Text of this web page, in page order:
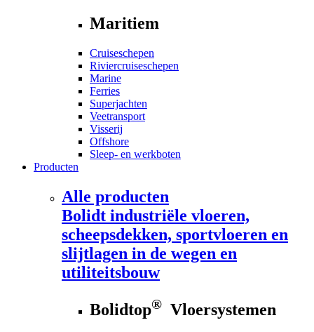
Maritiem
Cruiseschepen
Riviercruiseschepen
Marine
Ferries
Superjachten
Veetransport
Visserij
Offshore
Sleep- en werkboten
Producten
Alle producten
Bolidt industriële vloeren,
scheepsdekken, sportvloeren en
slijtlagen in de wegen en
utiliteitsbouw
Bolidtop® Vloersystemen